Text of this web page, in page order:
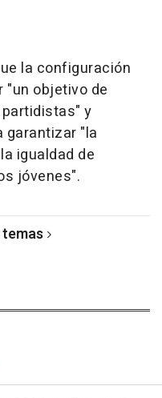
la configuración
"un objetivo de
y
garantizar "la
igualdad de
jóvenes".